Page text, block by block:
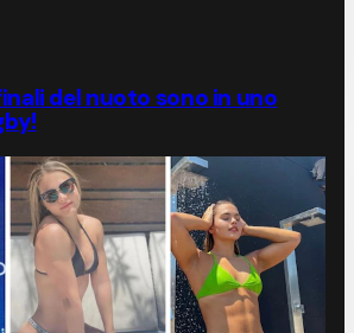
del nuoto sono in uno